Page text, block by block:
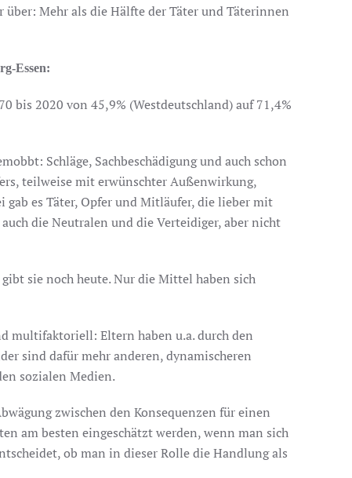
Mehr als die Hälfte der Täter und Täterinnen
Essen:
bis 2020 von 45,9% (Westdeutschland) auf 71,4%
Schläge, Sachbeschädigung und auch schon
teilweise mit erwünschter Außenwirkung,
gab es Täter, Opfer und Mitläufer, die lieber mit
die Neutralen und die Verteidiger, aber nicht
sie noch heute. Nur die Mittel haben sich
multifaktoriell: Eltern haben u.a. durch den
sind dafür mehr anderen, dynamischeren
sozialen Medien.
zwischen den Konsequenzen für einen
am besten eingeschätzt werden, wenn man sich
ob man in dieser Rolle die Handlung als